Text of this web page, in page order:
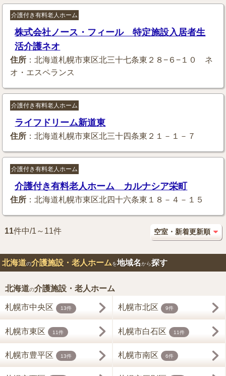
介護付き有料老人ホーム
株式会社ノース・フィール 特定施設入居者生
活介護ネオ
住所 ：北海道札幌市東区北三十七条東２８−６−１０ ネ
オ・エスペランス
介護付き有料老人ホーム
ライフドリーム新道東
住所 ：北海道札幌市東区北三十四条東２１－１－７
介護付き有料老人ホーム
介護付き有料老人ホーム カルナシア栄町
住所 ：北海道札幌市東区北四十六条東１８－４－１５
11件中/1～11件
北海道の介護施設・老人ホームを地域名から探す
北海道の介護施設・老人ホーム
札幌市中央区 13件 札幌市北区 9件
札幌市東区 11件 札幌市白石区 11件
札幌市豊平区 13件 札幌市南区 6件